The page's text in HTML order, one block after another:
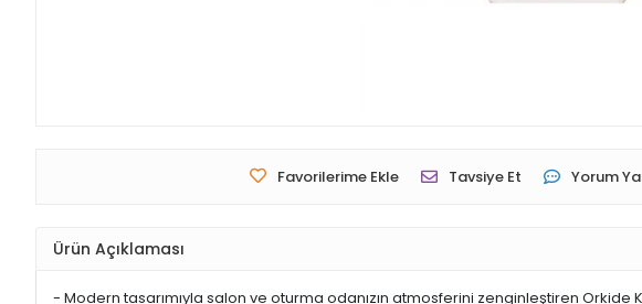
Favorilerime Ekle Tavsiye Et Yorum
Ürün Açıklaması
- Modern tasarımıyla salon ve oturma odanızın atmosferini zenginleştiren Orkide